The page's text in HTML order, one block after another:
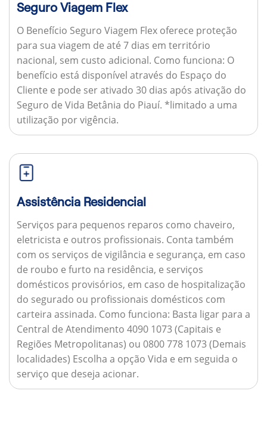
Seguro Viagem Flex
O Benefício Seguro Viagem Flex oferece proteção
para sua viagem de até 7 dias em território
nacional, sem custo adicional. Como funciona: O
benefício está disponível através do Espaço do
Cliente e pode ser ativado 30 dias após ativação do
Seguro de Vida Betânia do Piauí. *limitado a uma
utilização por vigência.
Assistência Residencial
Serviços para pequenos reparos como chaveiro,
eletricista e outros profissionais. Conta também
com os serviços de vigilância e segurança, em caso
de roubo e furto na residência, e serviços
domésticos provisórios, em caso de hospitalização
do segurado ou profissionais domésticos com
carteira assinada. Como funciona: Basta ligar para a
Central de Atendimento 4090 1073 (Capitais e
Regiões Metropolitanas) ou 0800 778 1073 (Demais
localidades) Escolha a opção Vida e em seguida o
serviço que deseja acionar.